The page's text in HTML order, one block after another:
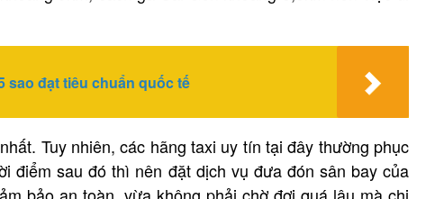
sao đạt tiêu chuẩn quốc tế
Tuy nhiên, các hãng taxi uy tín tại đây thường phục
điểm sau đó thì nên đặt dịch vụ đưa đón sân bay của